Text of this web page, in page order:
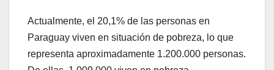
Actualmente, el 20,1% de las personas en
Paraguay viven en situación de pobreza, lo que
representa aproximadamente 1.200.000 personas.